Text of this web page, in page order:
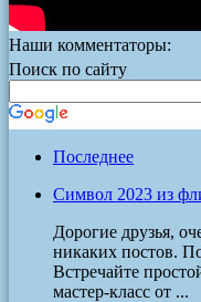
Наши комментаторы:
Поиск по сайту
Последнее
Символ 2023 из
Дорогие друзья,
никаких постов.
Встречайте
мастер-класс от ...